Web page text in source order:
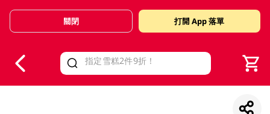
Valid Until 30 June 2026
關閉 打開 App 落單